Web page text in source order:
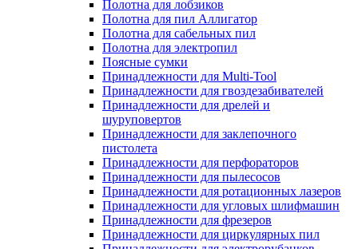
Полотна для лобзиков
Полотна для пил Аллигатор
Полотна для сабельных пил
Полотна для электропил
Поясные сумки
Принадлежности для Multi-Tool
Принадлежности для гвоздезабивателей
Принадлежности для дрелей и
шуруповертов
Принадлежности для заклепочного
пистолета
Принадлежности для перфораторов
Принадлежности для пылесосов
Принадлежности для ротационных лазеров
Принадлежности для угловых шлифмашин
Принадлежности для фрезеров
Принадлежности для циркулярных пил